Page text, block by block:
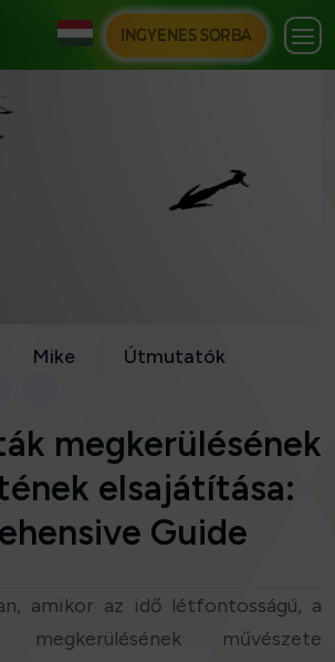
INGYENES SORBA
Mike Útmutatók
megkerülésének
elsajátítása:
Guide
amikor az idő létfontosságú, a
művészete